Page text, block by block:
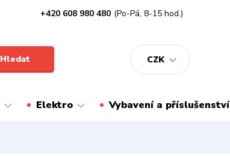
CZK
Hledat
+420 608 980 480 (Po-Pá, 8-15 hod.)
Elektro Vybavení a příslušenství